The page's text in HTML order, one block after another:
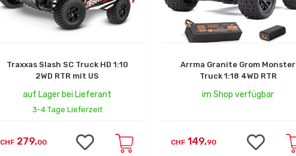
Traxxas Slash SC Truck HD 1:10
2WD RTR mit US
auf Lager bei Lieferant
3-4 Tage Lieferzeit
CHF 279,00
Arrma Granite Grom Monster
Truck 1:18 4WD RTR
im Shop verfügbar
CHF149,90